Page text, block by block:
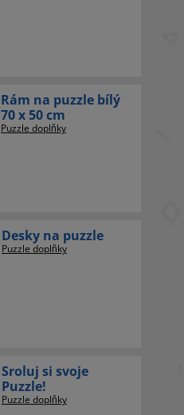
Rám na puzzle bílý
70 x 50 cm
Puzzle doplňky
Desky na puzzle
Puzzle doplňky
Sroluj si svoje
Puzzle!
Puzzle doplňky